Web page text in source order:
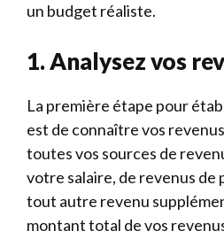
un budget réaliste.
1. Analysez vos
La première étape pour
est de connaître vos
toutes vos sources de
votre salaire, de revenus de
tout autre revenu
montant total de vos